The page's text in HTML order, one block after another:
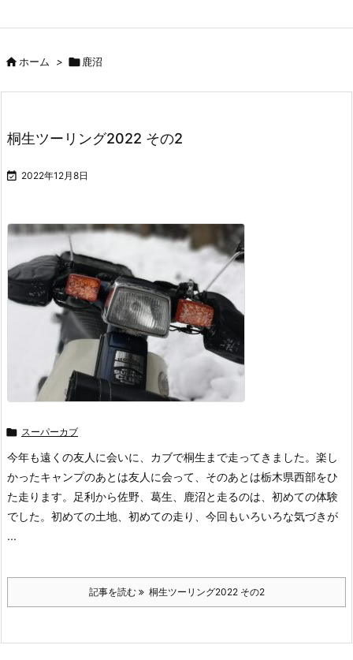
ホーム >  鹿沼
桐生ツーリング2022 その2
 2022年12月8日
 スーパーカブ
今年も遠くの友人に会いに、カブで桐生まで走ってきました。楽し
かったキャンプのあとは友人に会って、そのあとは栃木県西部をひ
た走ります。足利から佐野、葛生、鹿沼と走るのは、初めての体験
でした。初めての土地、初めての走り、今回もいろいろな気づきが
...
記事を読む 桐生ツーリング2022 その2